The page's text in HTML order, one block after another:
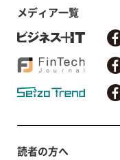
メディア一覧
読者の方へ